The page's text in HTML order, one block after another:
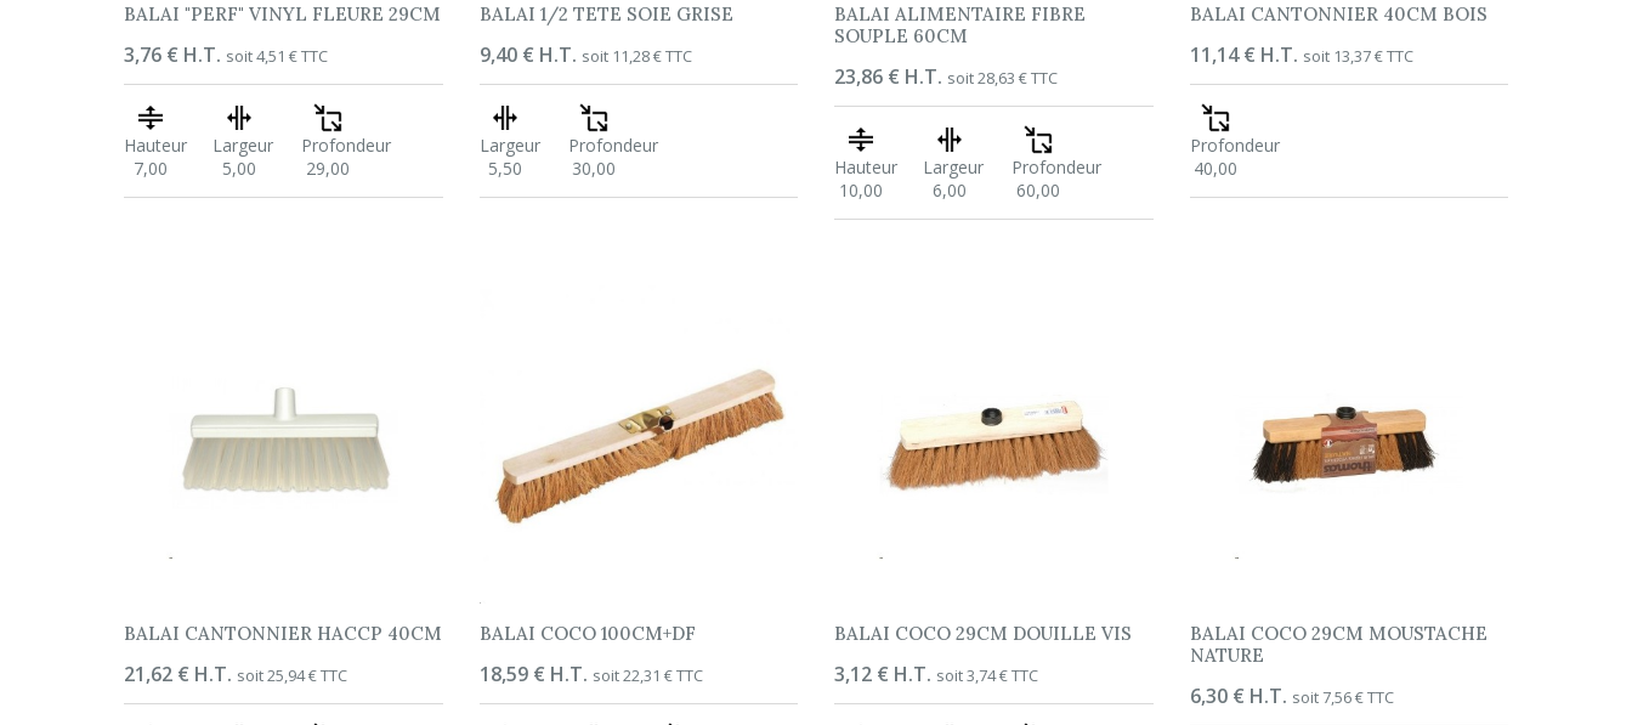
BALAI "PERF" VINYL FLEURE 29CM
Prix
3,76 € H.T. soit 4,51 € TTC
Hauteur
7,00
Largeur
5,00
Profondeur
29,00
BALAI 1/2 TETE SOIE GRISE
Prix
9,40 € H.T. soit 11,28 € TTC
Largeur
5,50
Profondeur
30,00
BALAI ALIMENTAIRE FIBRE
SOUPLE 60CM
Prix
23,86 € H.T. soit 28,63 € TTC
Hauteur
10,00
Largeur
6,00
Profondeur
60,00
BALAI CANTONNIER 40CM BOIS
Prix
11,14 € H.T. soit 13,37 € TTC
Profondeur
40,00
BALAI CANTONNIER HACCP 40CM
Prix
21,62 € H.T. soit 25,94 € TTC
BALAI COCO 100CM+DF
Prix
18,59 € H.T. soit 22,31 € TTC
BALAI COCO 29CM DOUILLE VIS
Prix
3,12 € H.T. soit 3,74 € TTC
BALAI COCO 29CM MOUSTACHE
NATURE
Prix
6,30 € H.T. soit 7,56 € TTC